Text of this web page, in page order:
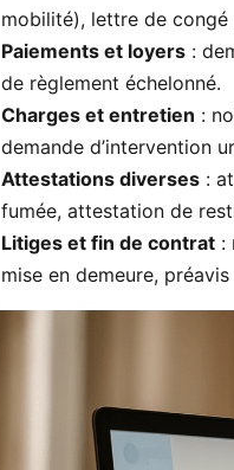
mobilité), lettre de
Paiements et loyers :
de règlement échelonné.
Charges et entretien :
demande d’intervention
Attestations diverses :
fumée, attestation de
Litiges et fin de contrat :
mise en demeure,